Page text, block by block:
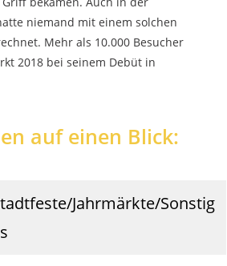
niemand mit einem solchen
Mehr als 10.000 Besucher
2018 bei seinem Debüt in
auf einen Blick:
Jahrmärkte/Sonstig